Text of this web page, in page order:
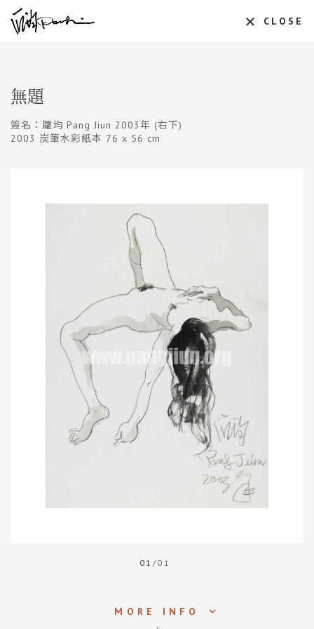
CLOSE
無題
簽名：龎均 Pang Jiun 2003年 (右下)
2003 炭筆水彩紙本 76 x 56 cm
01 /01
MORE INFO